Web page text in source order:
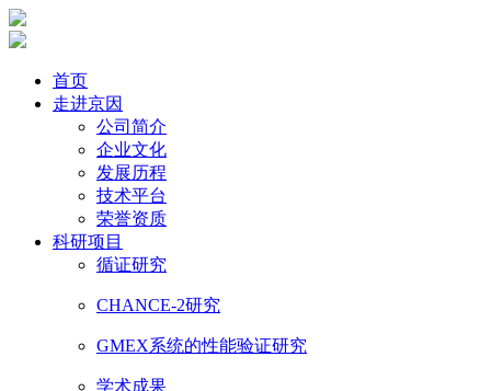
首页
走进京因
公司简介
企业文化
发展历程
技术平台
荣誉资质
科研项目
循证研究
CHANCE-2研究
GMEX系统的性能验证研究
学术成果